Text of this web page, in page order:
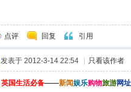
点评 回复 引用
发表于 2012-3-14 22:54 只看该作者
英国生活必备——新闻娱乐购物旅游网